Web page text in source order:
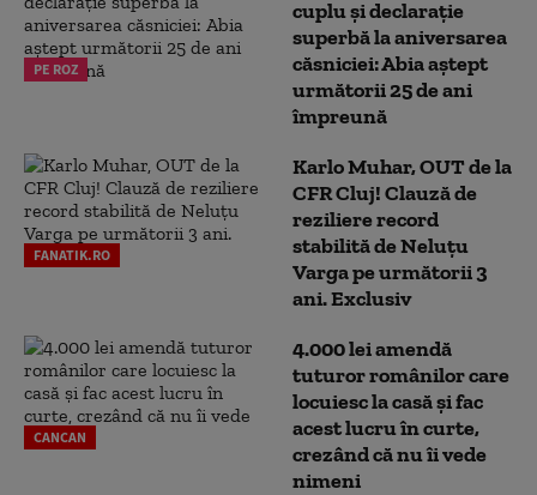
PE ROZ
cuplu și declarație
superbă la aniversarea
căsniciei: Abia aștept
următorii 25 de ani
împreună
FANATIK.RO
Karlo Muhar, OUT de la
CFR Cluj! Clauză de
reziliere record
stabilită de Neluțu
Varga pe următorii 3
ani. Exclusiv
CANCAN
4.000 lei amendă
tuturor românilor care
locuiesc la casă și fac
acest lucru în curte,
crezând că nu îi vede
nimeni